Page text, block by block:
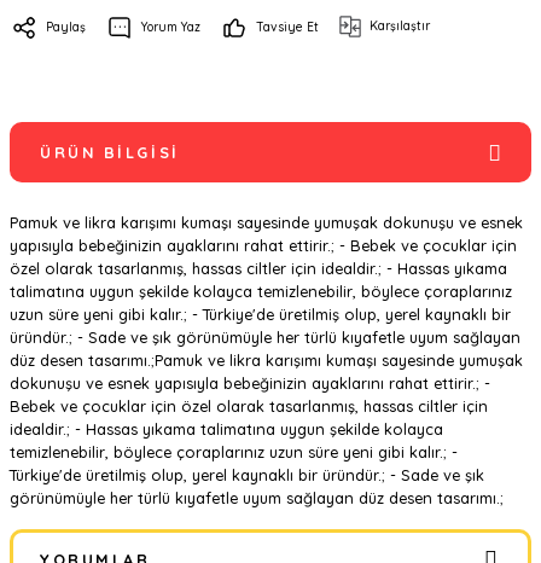
Paylaş Yorum Yaz Tavsiye Et Karşılaştır
ÜRÜN BILGISI
Pamuk ve likra karışımı kumaşı sayesinde yumuşak dokunuşu ve esnek
yapısıyla bebeğinizin ayaklarını rahat ettirir.; - Bebek ve çocuklar için
özel olarak tasarlanmış, hassas ciltler için idealdir.; - Hassas yıkama
talimatına uygun şekilde kolayca temizlenebilir, böylece çoraplarınız
uzun süre yeni gibi kalır.; - Türkiye'de üretilmiş olup, yerel kaynaklı bir
üründür.; - Sade ve şık görünümüyle her türlü kıyafetle uyum sağlayan
düz desen tasarımı.;Pamuk ve likra karışımı kumaşı sayesinde yumuşak
dokunuşu ve esnek yapısıyla bebeğinizin ayaklarını rahat ettirir.; -
Bebek ve çocuklar için özel olarak tasarlanmış, hassas ciltler için
idealdir.; - Hassas yıkama talimatına uygun şekilde kolayca
temizlenebilir, böylece çoraplarınız uzun süre yeni gibi kalır.; -
Türkiye'de üretilmiş olup, yerel kaynaklı bir üründür.; - Sade ve şık
görünümüyle her türlü kıyafetle uyum sağlayan düz desen tasarımı.;